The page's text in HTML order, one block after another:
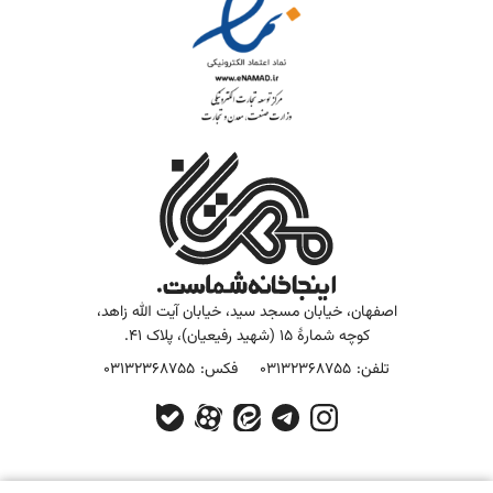
اصفهان، خیابان مسجد سید، خیابان آیت الله زاهد،
کوچه شمارۀ 15 (شهید رفیعیان)، پلاک 41.
تلفن: 03132368755 فکس: 03132368755